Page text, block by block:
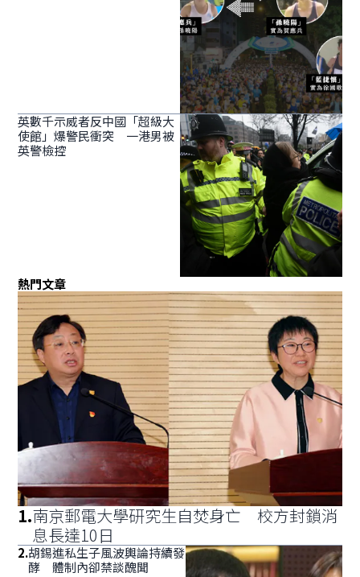
英數千示威者反中國「超級大
使館」爆警民衝突 一港男被
英警檢控
熱門文章
1.南京郵電大學研究生自焚身亡 校方封鎖消
息長達10日
2.胡錫進私生子風波輿論持續發
酵 體制內卻禁談醜聞